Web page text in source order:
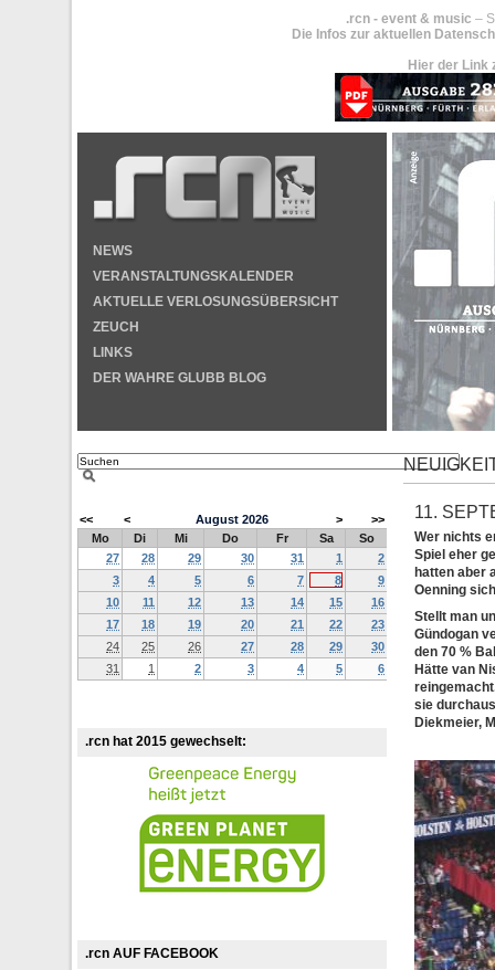
.rcn - event & music –
Die Infos zur aktuellen
Hier der Link
NEWS
VERANSTALTUNGSKALENDER
AKTUELLE VERLOSUNGSÜBERSICHT
ZEUCH
LINKS
DER WAHRE GLUBB BLOG
<< < August 2026 >
>>
Mo
Di Mi Do Fr Sa
So
27
28 29 30 31 1
2
3
4 5 6 7 8
9
10
11 12 13 14 15
16
17
18 19 20 21 22
23
24
25 26 27 28 29
30
31
1 2 3 4 5 6
.rcn hat 2015 gewechselt:
.rcn AUF FACEBOOK
11.
Wer nichts
Spiel eher
hatten aber
Oenning
Stellt man
Gündogan
den 70 %
Hätte van
sie
Diekmeier,